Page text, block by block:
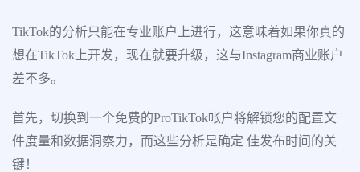
TikTok的分析只能在专业账户上进行，这意味着如果你真的
想在TikTok上开发，现在就要升级，这与Instagram商业账户
差不多。
首先，切换到一个免费的ProTikTok帐户将解锁您的配置文
件度量和数据洞察力，而这些分析是确定 佳发布时间的关
键！